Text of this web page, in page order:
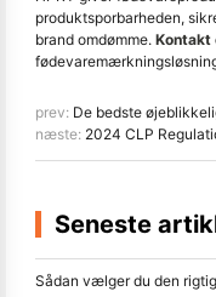
produktsporbarheden,
brand omdømme. Kontakt
prev: De bedste
næste: 2024 CLP Regulation
Seneste